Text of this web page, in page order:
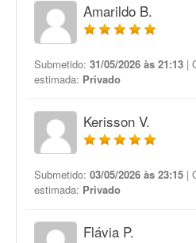
Amarildo B.
Submetido: 31/05/2026 às 21:13 |
estimada: Privado
Kerisson V.
Submetido: 03/05/2026 às 23:15 |
estimada: Privado
Flávia P.